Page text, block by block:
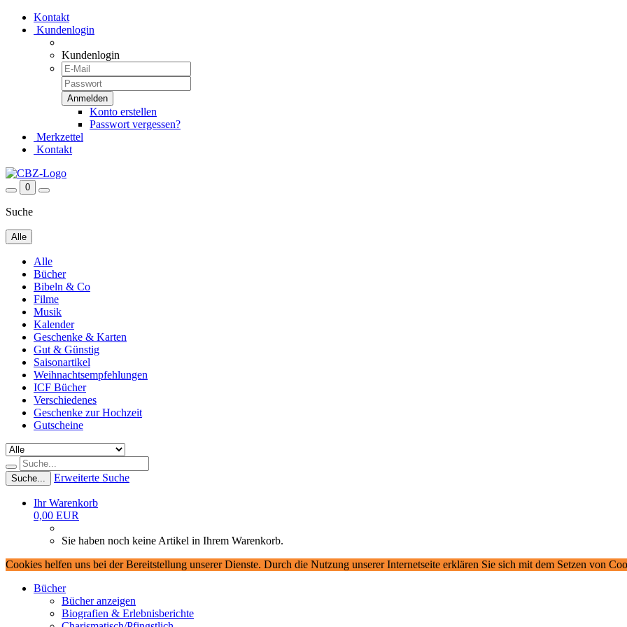
Kontakt
Kundenlogin
Kundenlogin
Konto erstellen
Passwort vergessen?
Merkzettel
Kontakt
0
Suche
Alle
Alle
Bücher
Bibeln & Co
Filme
Musik
Kalender
Geschenke & Karten
Gut & Günstig
Saisonartikel
Weihnachtsempfehlungen
ICF Bücher
Verschiedenes
Geschenke zur Hochzeit
Gutscheine
Suche... Erweiterte Suche
Ihr Warenkorb
0,00 EUR
Sie haben noch keine Artikel in Ihrem Warenkorb.
Cookies helfen uns bei der Bereitstellung unserer Dienste. Durch die Nutzung unserer Internetseite erklären Sie sich mit dem Setzen von
Bücher
Bücher anzeigen
Biografien & Erlebnisberichte